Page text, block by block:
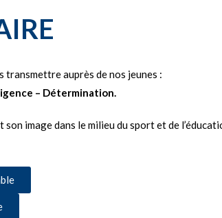
auprès de nos jeunes :
– Détermination.
image dans le milieu du sport et de